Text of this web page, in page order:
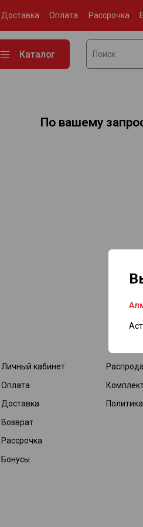
Доставка Оплата Рассрочка
Каталог
По вашему
Личный кабинет
Оплата
Доставка
Возврат
Рассрочка
Бонусы